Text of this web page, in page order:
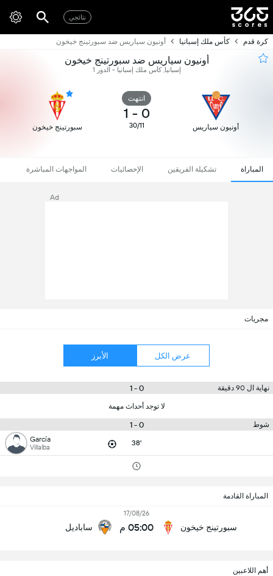
نتائجي
كرة قدم كأس ملك إسبانيا أونيون سياريس ضد سبورتينج خيخون
أونيون سياريس ضد سبورتينج خيخون
إسبانيا, كأس ملك إسبانيا - الدور 1
أونيون سياريس
انتهت
0
-
1
30/11 سبورتينج خيخون
المباراة تشكيلة الفريقين الإحصائيات المواجهات المباشرة
Ad
مجريات
عرض الكل الأبرز
نهاية ال 90 دقيقة 0 - 1
لا توجد أحداث مهمة
شوط 0 - 1
38'
García
Villalba
المباراة القادمة
سبورتينج خيخون
17/08/26
05:00 م ساباديل
أهم اللاعبين